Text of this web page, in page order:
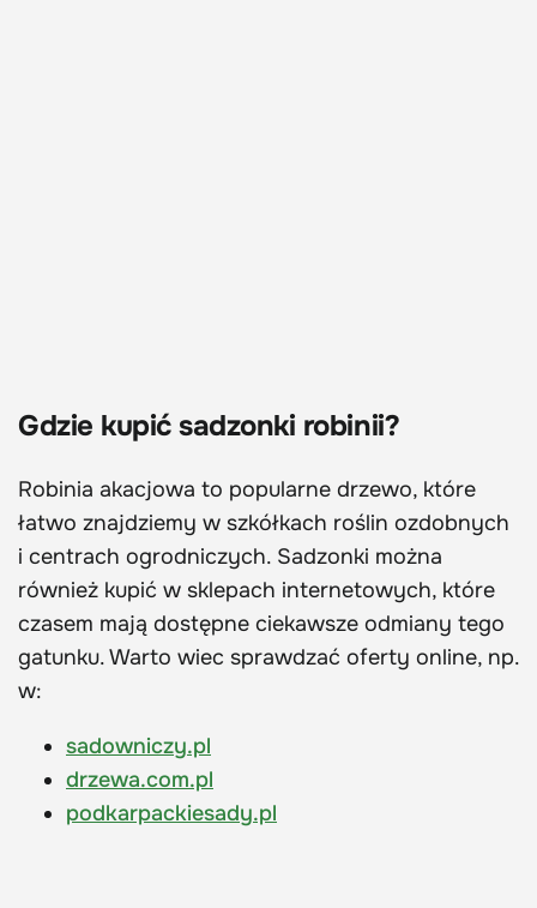
Gdzie kupić sadzonki robinii?
Robinia akacjowa to popularne drzewo, które
łatwo znajdziemy w szkółkach roślin ozdobnych
i centrach ogrodniczych. Sadzonki można
również kupić w sklepach internetowych, które
czasem mają dostępne ciekawsze odmiany tego
gatunku. Warto wiec sprawdzać oferty online, np.
w:
sadowniczy.pl
drzewa.com.pl
podkarpackiesady.pl